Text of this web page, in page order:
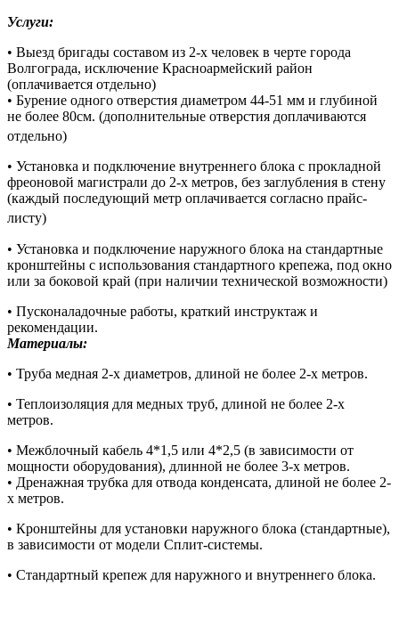
Услуги:
• Выезд бригады составом из 2-х человек в черте города
Волгограда, исключение Красноармейский район
(оплачивается отдельно)
• Бурение одного отверстия диаметром 44-51 мм и глубиной
не более 80см. (дополнительные отверстия доплачиваются
отдельно)
• Установка и подключение внутреннего блока с прокладной
фреоновой магистрали до 2-х метров, без заглубления в стену
(каждый последующий метр оплачивается согласно прайс-
листу)
• Установка и подключение наружного блока на стандартные
кронштейны с использования стандартного крепежа, под окно
или за боковой край (при наличии технической возможности)
• Пусконаладочные работы, краткий инструктаж и
рекомендации.
Материалы:
• Труба медная 2-х диаметров, длиной не более 2-х метров.
• Теплоизоляция для медных труб, длиной не более 2-х
метров.
• Межблочный кабель 4*1,5 или 4*2,5 (в зависимости от
мощности оборудования), длинной не более 3-х метров.
• Дренажная трубка для отвода конденсата, длиной не более 2-
х метров.
• Кронштейны для установки наружного блока (стандартные),
в зависимости от модели Сплит-системы.
• Стандартный крепеж для наружного и внутреннего блока.